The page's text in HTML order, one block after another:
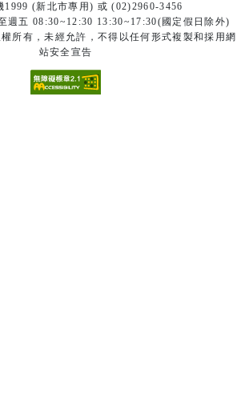
1999 (新北市專用) 或 (02)2960-3456
週五 08:30~12:30 13:30~17:30(國定假日除外)
所有，未經允許，不得以任何形式複製和採用網
站安全宣告